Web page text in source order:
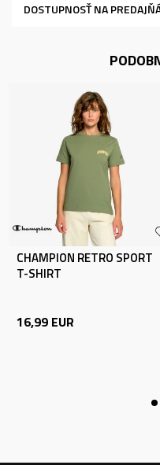
DOSTUPNOSŤ NA
CHAMPION RETRO SPORT
T-SHIRT
16,99 EUR